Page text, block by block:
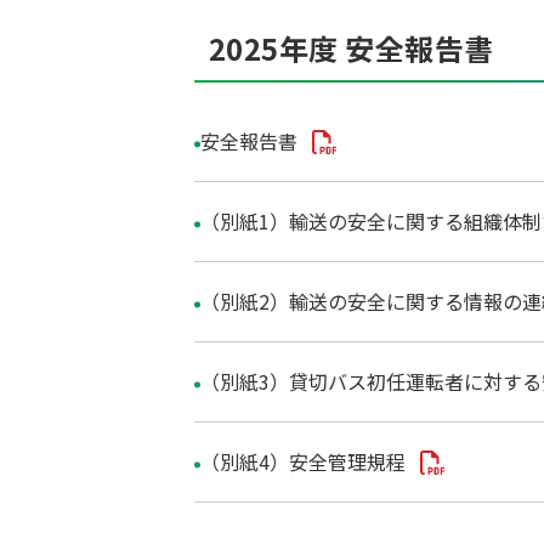
2025年度 安全報告書
安全報告書
（別紙1）輸送の安全に関する組織体
（別紙2）輸送の安全に関する情報の
（別紙3）貸切バス初任運転者に対す
（別紙4）安全管理規程